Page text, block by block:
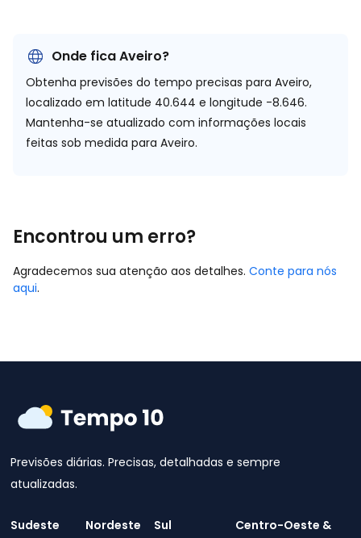
Onde fica Aveiro?
Obtenha previsões do tempo precisas para Aveiro,
localizado em latitude 40.644 e longitude -8.646.
Mantenha-se atualizado com informações locais
feitas sob medida para Aveiro.
Encontrou um erro?
Agradecemos sua atenção aos detalhes. Conte para nós
aqui.
Previsões diárias. Precisas, detalhadas e sempre
atualizadas.
Sudeste Nordeste Sul
Centro-Oeste &